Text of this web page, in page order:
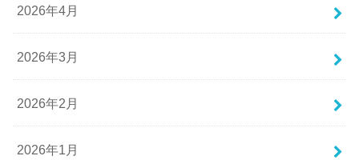
2026年4月
2026年3月
2026年2月
2026年1月